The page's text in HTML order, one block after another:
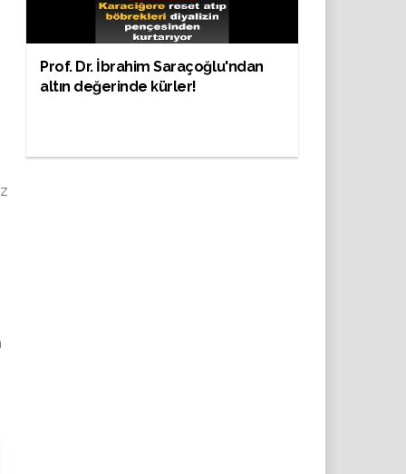
Prof. Dr. İbrahim Saraçoğlu'ndan
altın değerinde kürler!